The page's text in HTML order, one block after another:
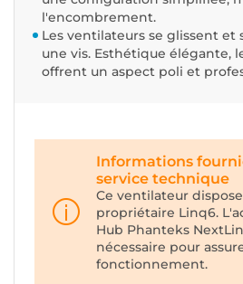
l'encombrement.
Les ventilateurs se glissent et
une vis. Esthétique élégante,
offrent un aspect poli et
Informations
service technique
Ce ventilateur
propriétaire Linq6.
Hub Phanteks
nécessaire pour
fonctionnement.